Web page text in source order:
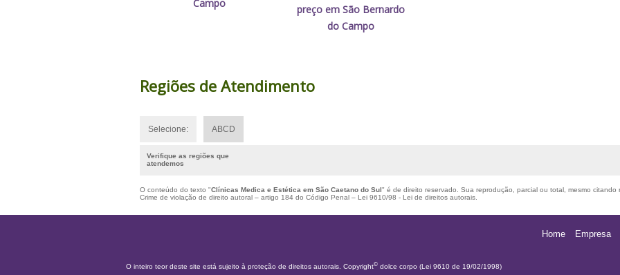
Campo
preço em São Bernardo
do Campo
Regiões de Atendimento
Selecione: ABCD
Verifique as regiões que
atendemos
O conteúdo do texto "Clínicas Medica e Estética em São Caetano do Sul" é de direito reservado. Sua reprodução, parcial ou total, mesmo
Crime de violação de direito autoral – artigo 184 do Código Penal – Lei 9610/98 - Lei de direitos autorais.
Home Empresa
O inteiro teor deste site está sujeito à proteção de direitos autorais. Copyright© dolce corpo (Lei 9610 de 19/02/1998)